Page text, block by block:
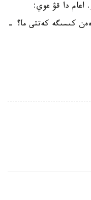
دا قۋ عوي:
كىسىگە كەتتى ما؟ -